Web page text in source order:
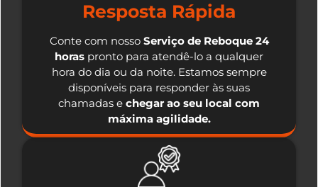
Resposta Rápida
Conte com nosso Serviço de Reboque 24
horas pronto para atendê-lo a qualquer
hora do dia ou da noite. Estamos sempre
disponíveis para responder às suas
chamadas e chegar ao seu local com
máxima agilidade.